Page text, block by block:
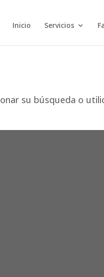
Inicio Servicios
su búsqueda o